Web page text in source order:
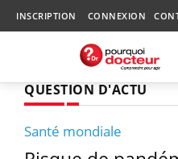
INSCRIPTION CONNEXION
QUESTION D'ACTU
Santé mondiale